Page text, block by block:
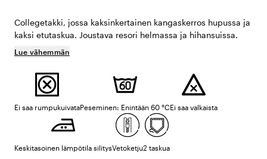
Collegetakki, jossa kaksinkertainen kangaskerros hupussa ja
kaksi etutaskua. Joustava resori helmassa ja hihansuissa.
Lue vähemmän
Ei saa rumpukuivataPeseminen: Enintään 60 °CEi saa valkaista
Keskitasoinen lämpötila silitysVetoketju2 taskua